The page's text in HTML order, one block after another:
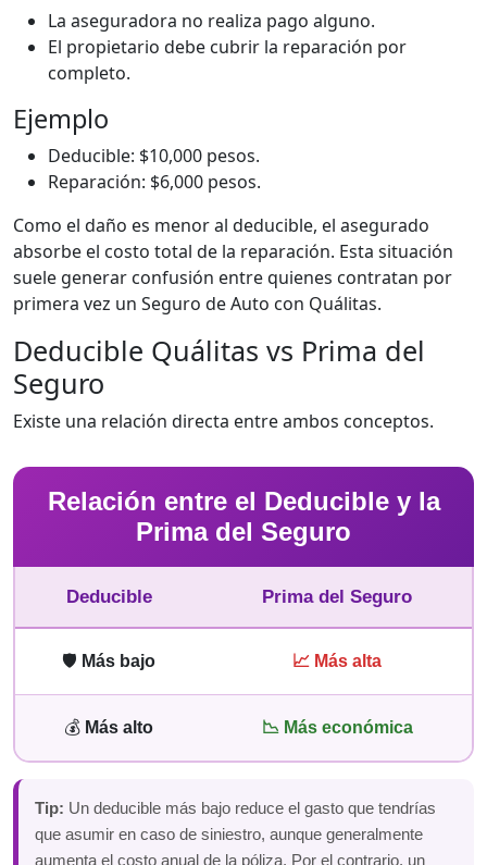
La aseguradora no realiza pago alguno.
El propietario debe cubrir la reparación por
completo.
Ejemplo
Deducible: $10,000 pesos.
Reparación: $6,000 pesos.
Como el daño es menor al deducible, el asegurado
absorbe el costo total de la reparación. Esta situación
suele generar confusión entre quienes contratan por
primera vez un Seguro de Auto con Quálitas.
Deducible Quálitas vs Prima del
Seguro
Existe una relación directa entre ambos conceptos.
Relación entre el Deducible y la
Prima del Seguro
Deducible Prima del Seguro
🛡️ Más bajo 📈 Más alta
💰 Más alto 📉 Más económica
Tip: Un deducible más bajo reduce el gasto que tendrías
que asumir en caso de siniestro, aunque generalmente
aumenta el costo anual de la póliza. Por el contrario, un